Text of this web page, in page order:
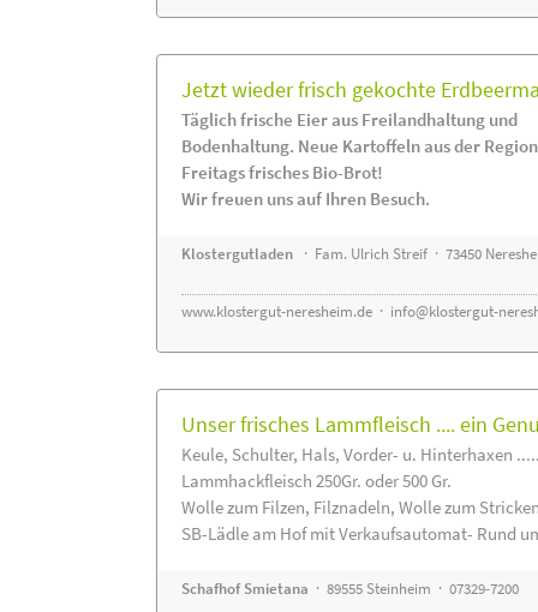
Jetzt wieder frisch gekochte
Täglich frische Eier aus Freilandhaltung und
Bodenhaltung. Neue Kartoffeln aus der
Freitags frisches Bio-Brot!
Wir freuen uns auf Ihren Besuch.
Klostergutladen · Fam. Ulrich Streif · 73450
www.klostergut-neresheim.de · info@klostergut-
Unser frisches Lammfleisch .... ein
Keule, Schulter, Hals, Vorder- u. Hinterhaxen
Lammhackfleisch 250Gr. oder 500 Gr.
Wolle zum Filzen, Filznadeln, Wolle zum
SB-Lädle am Hof mit Verkaufsautomat- Rund
Schafhof Smietana · 89555 Steinheim · 07329-7200